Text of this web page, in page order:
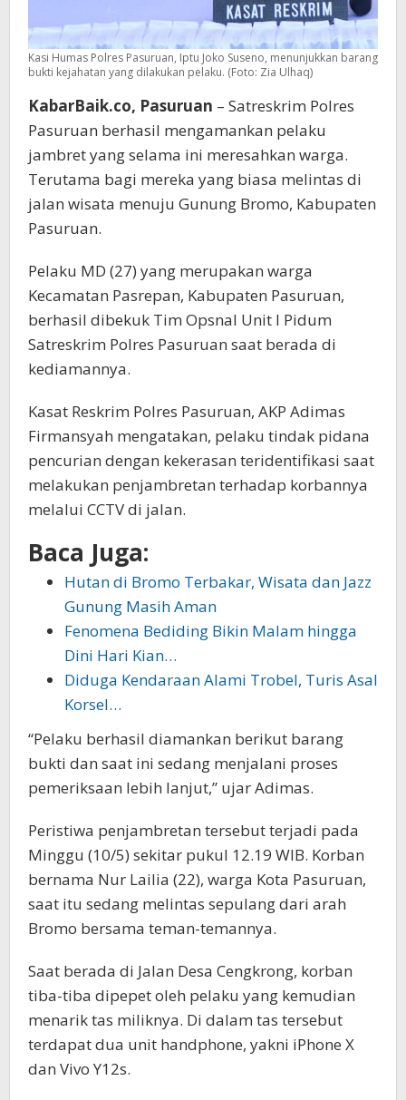
Kasi Humas Polres Pasuruan, Iptu Joko Suseno, menunjukkan barang
bukti kejahatan yang dilakukan pelaku. (Foto: Zia Ulhaq)
KabarBaik.co, Pasuruan – Satreskrim Polres
Pasuruan berhasil mengamankan pelaku
jambret yang selama ini meresahkan warga.
Terutama bagi mereka yang biasa melintas di
jalan wisata menuju Gunung Bromo, Kabupaten
Pasuruan.
Pelaku MD (27) yang merupakan warga
Kecamatan Pasrepan, Kabupaten Pasuruan,
berhasil dibekuk Tim Opsnal Unit I Pidum
Satreskrim Polres Pasuruan saat berada di
kediamannya.
Kasat Reskrim Polres Pasuruan, AKP Adimas
Firmansyah mengatakan, pelaku tindak pidana
pencurian dengan kekerasan teridentifikasi saat
melakukan penjambretan terhadap korbannya
melalui CCTV di jalan.
Baca Juga:
Hutan di Bromo Terbakar, Wisata dan Jazz
Gunung Masih Aman
Fenomena Bediding Bikin Malam hingga
Dini Hari Kian…
Diduga Kendaraan Alami Trobel, Turis Asal
Korsel…
“Pelaku berhasil diamankan berikut barang
bukti dan saat ini sedang menjalani proses
pemeriksaan lebih lanjut,” ujar Adimas.
Peristiwa penjambretan tersebut terjadi pada
Minggu (10/5) sekitar pukul 12.19 WIB. Korban
bernama Nur Lailia (22), warga Kota Pasuruan,
saat itu sedang melintas sepulang dari arah
Bromo bersama teman-temannya.
Saat berada di Jalan Desa Cengkrong, korban
tiba-tiba dipepet oleh pelaku yang kemudian
menarik tas miliknya. Di dalam tas tersebut
terdapat dua unit handphone, yakni iPhone X
dan Vivo Y12s.